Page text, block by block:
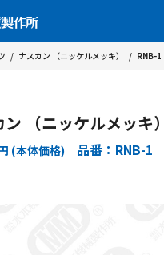
/ ナスカン （ニッケルメッキ） / RNB-1
（ニッケルメッキ）
(本体価格) 品番：RNB-1